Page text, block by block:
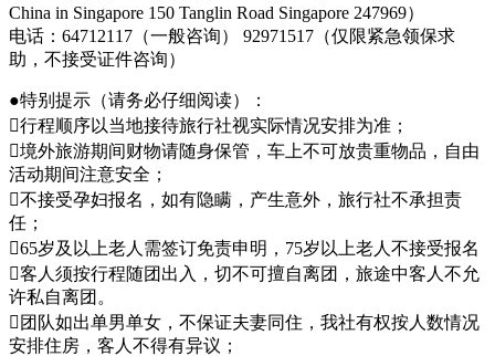
China in Singapore 150 Tanglin Road Singapore 247969）
电话：64712117（一般咨询） 92971517（仅限紧急领保求
助，不接受证件咨询）
●特别提示（请务必仔细阅读）：
行程顺序以当地接待旅行社视实际情况安排为准；
境外旅游期间财物请随身保管，车上不可放贵重物品，自由
活动期间注意安全；
不接受孕妇报名，如有隐瞒，产生意外，旅行社不承担责
任；
65岁及以上老人需签订免责申明，75岁以上老人不接受报名
客人须按行程随团出入，切不可擅自离团，旅途中客人不允
许私自离团。
团队如出单男单女，不保证夫妻同住，我社有权按人数情况
安排住房，客人不得有异议；